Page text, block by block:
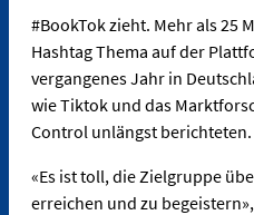
#BookTok zieht. Mehr als 25
Hashtag Thema auf der
vergangenes Jahr in
wie Tiktok und das
Control unlängst berichteten.
«Es ist toll, die Zielgruppe
erreichen und zu